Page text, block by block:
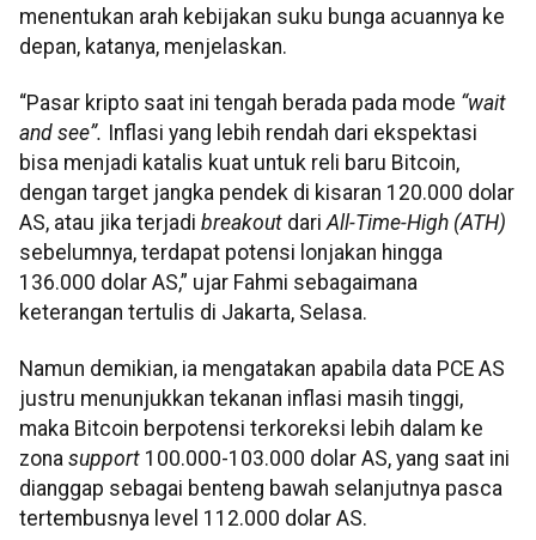
menentukan arah kebijakan suku bunga acuannya ke
depan, katanya, menjelaskan.
“Pasar kripto saat ini tengah berada pada mode “wait
and see”. Inflasi yang lebih rendah dari ekspektasi
bisa menjadi katalis kuat untuk reli baru Bitcoin,
dengan target jangka pendek di kisaran 120.000 dolar
AS, atau jika terjadi breakout dari All-Time-High (ATH)
sebelumnya, terdapat potensi lonjakan hingga
136.000 dolar AS,” ujar Fahmi sebagaimana
keterangan tertulis di Jakarta, Selasa.
Namun demikian, ia mengatakan apabila data PCE AS
justru menunjukkan tekanan inflasi masih tinggi,
maka Bitcoin berpotensi terkoreksi lebih dalam ke
zona support 100.000-103.000 dolar AS, yang saat ini
dianggap sebagai benteng bawah selanjutnya pasca
tertembusnya level 112.000 dolar AS.